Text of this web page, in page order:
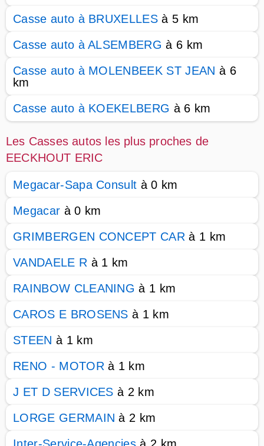
Casse auto à BRUXELLES à 5 km
Casse auto à ALSEMBERG à 6 km
Casse auto à MOLENBEEK ST JEAN à 6
km
Casse auto à KOEKELBERG à 6 km
Les Casses autos les plus proches de
EECKHOUT ERIC
Megacar-Sapa Consult à 0 km
Megacar à 0 km
GRIMBERGEN CONCEPT CAR à 1 km
VANDAELE R à 1 km
RAINBOW CLEANING à 1 km
CAROS E BROSENS à 1 km
STEEN à 1 km
RENO - MOTOR à 1 km
J ET D SERVICES à 2 km
LORGE GERMAIN à 2 km